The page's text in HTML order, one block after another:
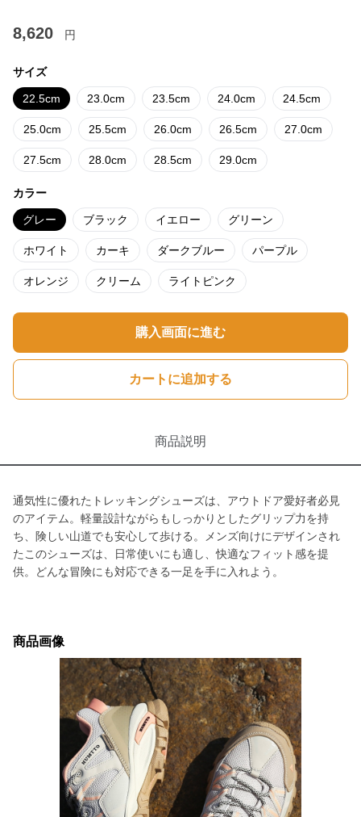
8,620 円
サイズ
22.5cm 23.0cm 23.5cm 24.0cm 24.5cm
25.0cm 25.5cm 26.0cm 26.5cm 27.0cm
27.5cm 28.0cm 28.5cm 29.0cm
カラー
グレー ブラック イエロー グリーン
ホワイト カーキ ダークブルー パープル
オレンジ クリーム ライトピンク
購入画面に進む
カートに追加する
商品説明
通気性に優れたトレッキングシューズは、アウトドア愛好者必見
のアイテム。軽量設計ながらもしっかりとしたグリップ力を持
ち、険しい山道でも安心して歩ける。メンズ向けにデザインされ
たこのシューズは、日常使いにも適し、快適なフィット感を提
供。どんな冒険にも対応できる一足を手に入れよう。
商品画像